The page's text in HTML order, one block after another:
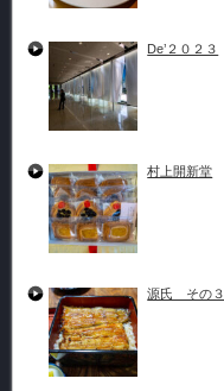
De’２０２３
村上開新堂
源氏 その３